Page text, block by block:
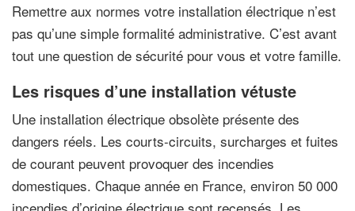
Remettre aux normes votre installation électrique n’est
pas qu’une simple formalité administrative. C’est avant
tout une question de sécurité pour vous et votre famille.
Les risques d’une installation vétuste
Une installation électrique obsolète présente des
dangers réels. Les courts-circuits, surcharges et fuites
de courant peuvent provoquer des incendies
domestiques. Chaque année en France, environ 50 000